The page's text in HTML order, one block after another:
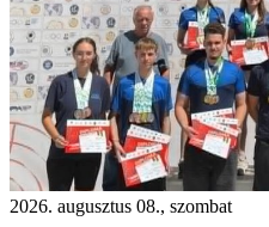
2026. augusztus 08., szombat